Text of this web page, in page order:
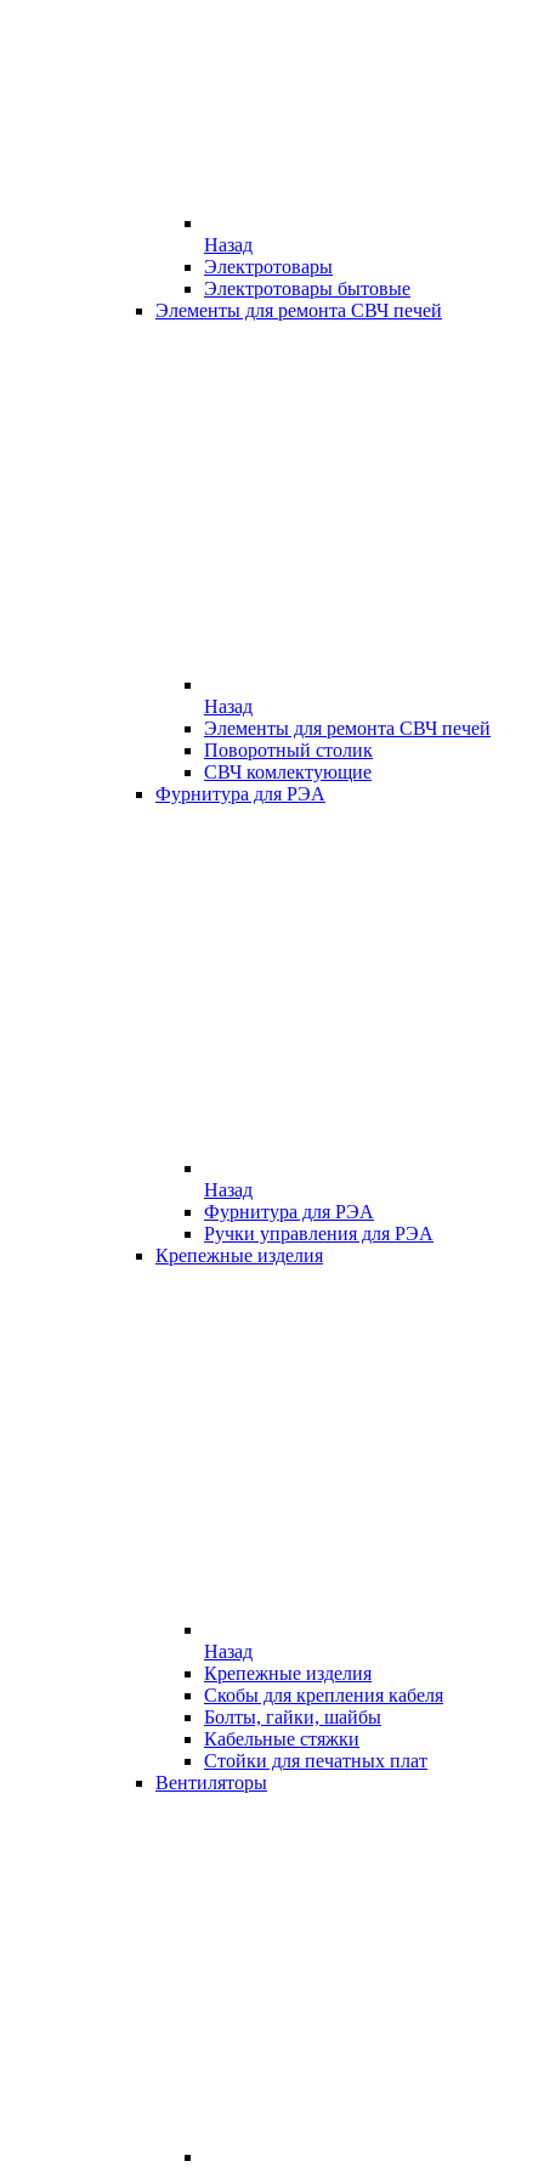
Назад
Электротовары
Электротовары бытовые
Элементы для ремонта СВЧ печей
Назад
Элементы для ремонта СВЧ печей
Поворотный столик
СВЧ комлектующие
Фурнитура для РЭА
Назад
Фурнитура для РЭА
Ручки управления для РЭА
Крепежные изделия
Назад
Крепежные изделия
Скобы для крепления кабеля
Болты, гайки, шайбы
Кабельные стяжки
Стойки для печатных плат
Вентиляторы